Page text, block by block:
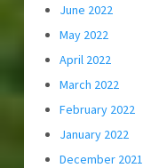
June 2022
May 2022
April 2022
March 2022
February 2022
January 2022
December 2021